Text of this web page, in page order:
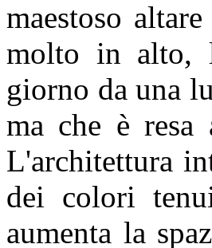
maestoso
molto in alto,
giorno da una
ma che è resa
L'architettura
dei colori
aumenta la